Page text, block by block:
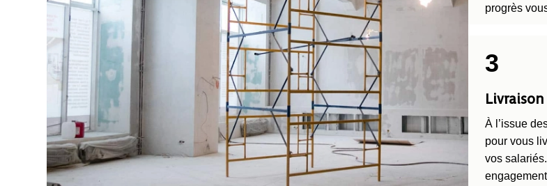
progrès
3
À l’issue
pour vous
vos